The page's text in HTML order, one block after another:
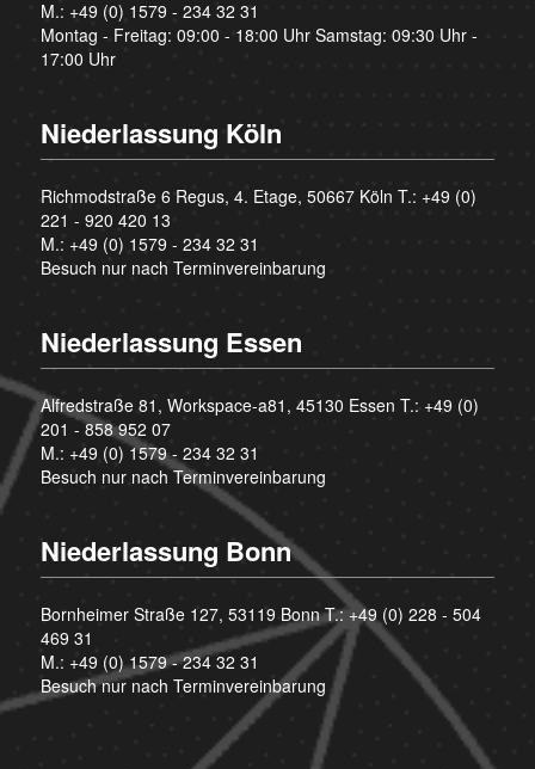
M.: +49 (0) 1579 - 234 32 31
Montag - Freitag: 09:00 - 18:00 Uhr Samstag: 09:30 Uhr -
17:00 Uhr
Niederlassung Köln
Richmodstraße 6 Regus, 4. Etage, 50667 Köln T.: +49 (0)
221 - 920 420 13
M.: +49 (0) 1579 - 234 32 31
Besuch nur nach Terminvereinbarung
Niederlassung Essen
Alfredstraße 81, Workspace-a81, 45130 Essen T.: +49 (0)
201 - 858 952 07
M.: +49 (0) 1579 - 234 32 31
Besuch nur nach Terminvereinbarung
Niederlassung Bonn
Bornheimer Straße 127, 53119 Bonn T.:+49 (0) 228 - 504
469 31
M.: +49 (0) 1579 - 234 32 31
Besuch nur nach Terminvereinbarung